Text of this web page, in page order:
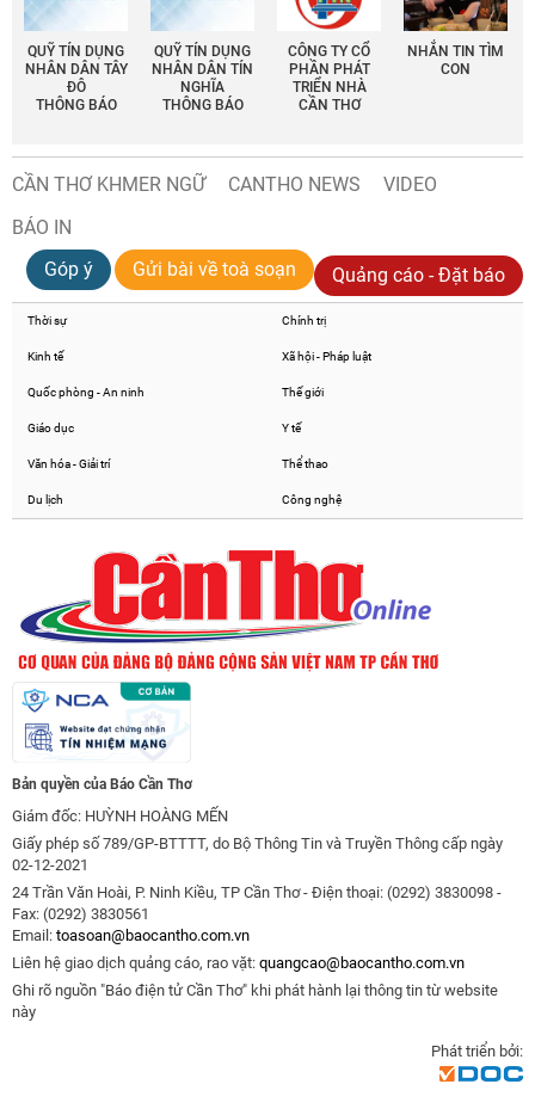
QUỸ TÍN DỤNG
NHÂN DÂN TÂY
ĐÔ
THÔNG BÁO
QUỸ TÍN DỤNG
NHÂN DÂN TÍN
NGHĨA
THÔNG BÁO
CÔNG TY CỔ
PHẦN PHÁT
TRIỂN NHÀ
CẦN THƠ
NHẮN TIN TÌM
CON
CẦN THƠ KHMER NGỮ CANTHO NEWS
VIDEO
BÁO IN
Góp ý
Gửi bài về toà soạn Quảng cáo - Đặt báo
Thời sự Chính trị
Kinh tế Xã hội - Pháp luật
Quốc phòng - An ninh Thế giới
Giáo dục Y tế
Văn hóa - Giải trí Thể thao
Du lịch Công nghệ
Bản quyền của Báo Cần Thơ
Giám đốc: HUỲNH HOÀNG MẾN
Giấy phép số 789/GP-BTTTT, do Bộ Thông Tin và Truyền Thông cấp ngày
02-12-2021
24 Trần Văn Hoài, P. Ninh Kiều, TP Cần Thơ - Điện thoại: (0292) 3830098 -
Fax: (0292) 3830561
Email: toasoan@baocantho.com.vn
Liên hệ giao dịch quảng cáo, rao vặt: quangcao@baocantho.com.vn
Ghi rõ nguồn "Báo điện tử Cần Thơ" khi phát hành lại thông tin từ website
này
Phát triển bởi: